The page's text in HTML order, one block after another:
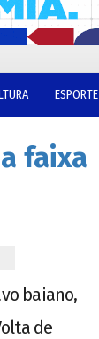
ESPORTE
faixa
baiano,
de